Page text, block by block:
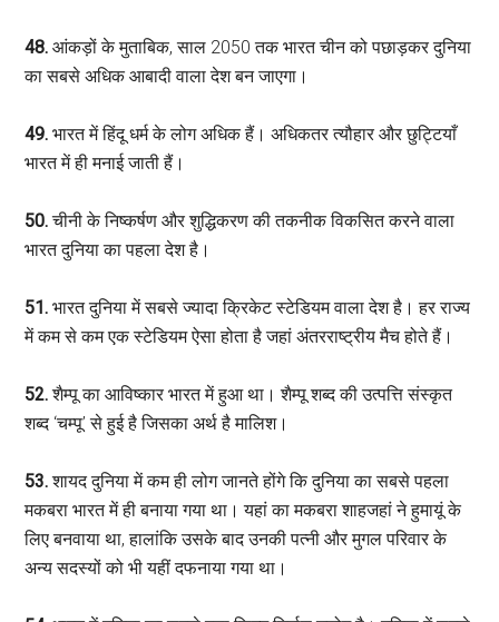
48.आंकड़ों के मुताबिक, साल 2050 तक भारत चीन को पछाड़कर दुनिया
का सबसे अधिक आबादी वाला देश बन जाएगा।
49.भारत में हिंदू धर्म के लोग अधिक हैं। अधिकतर त्यौहार और छुट्टियाँ
भारत में ही मनाई जाती हैं।
50.चीनी के निष्कर्षण और शुद्धिकरण की तकनीक विकसित करने वाला
भारत दुनिया का पहला देश है।
51.भारत दुनिया में सबसे ज्यादा क्रिकेट स्टेडियम वाला देश है। हर राज्य
में कम से कम एक स्टेडियम ऐसा होता है जहां अंतरराष्ट्रीय मैच होते हैं।
52.शैम्पू का आविष्कार भारत में हुआ था। शैम्पू शब्द की उत्पत्ति संस्कृत
शब्द ‘चम्पू’ से हुई है जिसका अर्थ है मालिश।
53.शायद दुनिया में कम ही लोग जानते होंगे कि दुनिया का सबसे पहला
मकबरा भारत में ही बनाया गया था। यहां का मकबरा शाहजहां ने हुमायूं के
लिए बनवाया था, हालांकि उसके बाद उनकी पत्नी और मुगल परिवार के
अन्य सदस्यों को भी यहीं दफनाया गया था।